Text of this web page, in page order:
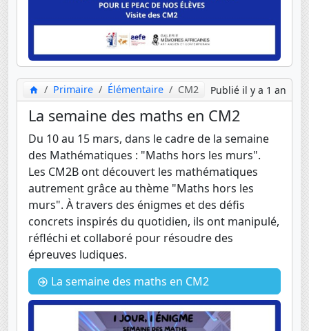
Primaire Élémentaire CM2 Publié il y a 1 an
La semaine des maths en CM2
Du 10 au 15 mars, dans le cadre de la semaine
des Mathématiques : "Maths hors les murs".
Les CM2B ont découvert les mathématiques
autrement grâce au thème "Maths hors les
murs". À travers des énigmes et des défis
concrets inspirés du quotidien, ils ont manipulé,
réfléchi et collaboré pour résoudre des
épreuves ludiques.
La semaine des maths en CM2